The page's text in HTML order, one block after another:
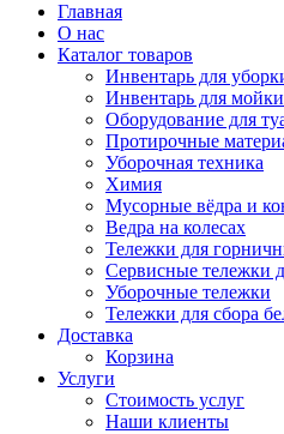
Главная
О нас
Каталог товаров
Инвентарь для
Инвентарь для мойки
Оборудование для
Протирочные
Уборочная техника
Химия
Мусорные вёдра и
Ведра на колесах
Тележки для
Сервисные тележки
Уборочные тележки
Тележки для сбора
Доставка
Корзина
Услуги
Стоимость услуг
Наши клиенты